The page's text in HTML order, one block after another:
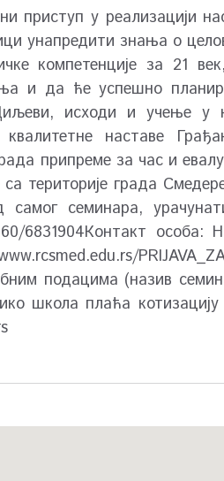
приступ у реализацији
унапредити знања о
компетенције за 21
и да ће успешно
исходи и учење у
наставе
припреме за час и
територије града
самог семинара,
6831904Контакт
подацима (назив
школа плаћа